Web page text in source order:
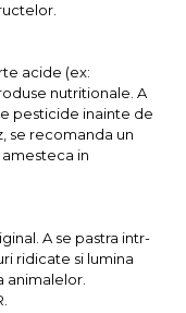
acide (ex:
nutritionale. A
pesticide inainte de
se recomanda un
in
A se pastra intr-
ridicate si lumina
animalelor.